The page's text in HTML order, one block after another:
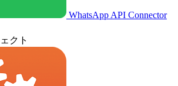
WhatsApp API Connector
クト